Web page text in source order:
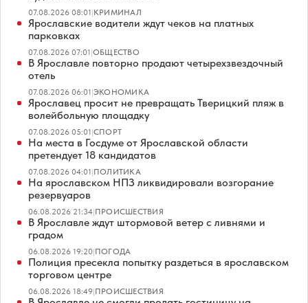
07.08.2026 08:01|КРИМИНАЛ
Ярославские водители ждут чеков на платных
парковках
07.08.2026 07:01|ОБЩЕСТВО
В Ярославле повторно продают четырехзвездочный
отель
07.08.2026 06:01|ЭКОНОМИКА
Ярославец просит не превращать Тверицкий пляж в
волейбольную площадку
07.08.2026 05:01|СПОРТ
На места в Госдуме от Ярославской области
претендует 18 кандидатов
07.08.2026 04:01|ПОЛИТИКА
На ярославском НПЗ ликвидировали возгорание
резервуаров
06.08.2026 21:34|ПРОИСШЕСТВИЯ
В Ярославле ждут штормовой ветер с ливнями и
градом
06.08.2026 19:20|ПОГОДА
Полиция пресекла попытку раздеться в ярославском
торговом центре
06.08.2026 18:49|ПРОИСШЕСТВИЯ